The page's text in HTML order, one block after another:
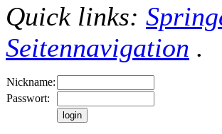
Quick links:
Seitennavigation .
Nickname:
Passwort: